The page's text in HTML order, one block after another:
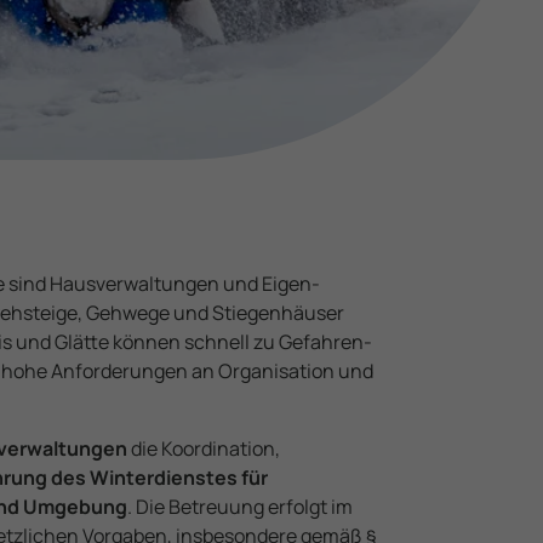
sind Haus­verwaltungen und Eigen­
Gehwege und Stiegenhäuser
und Glätte können schnell zu Gefahren­
Anforde­rungen an Organisation und
die Koordination,
des Winter­dienstes für
Umgebung. Die Betreuung erfolgt im
Vorgaben, insbesondere gemäß §